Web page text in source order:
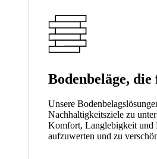
Bodenbeläge,
Unsere
Nachhaltigkeitsziele zu
Komfort, Langlebigkeit und
aufzuwerten und zu